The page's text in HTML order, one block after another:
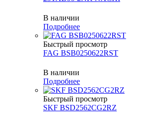
В наличии
Подробнее
Быстрый просмотр
FAG BSB0250622RST
В наличии
Подробнее
Быстрый просмотр
SKF BSD2562CG2RZ